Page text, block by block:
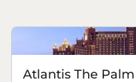
Atlantis The Palm